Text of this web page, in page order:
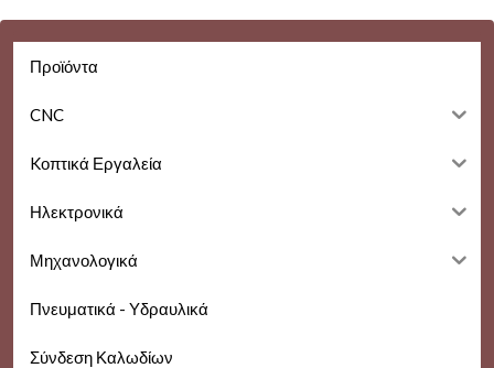
Προϊόντα
CNC
Kοπτικά Εργαλεία
Ηλεκτρονικά
Μηχανολογικά
Πνευματικά - Υδραυλικά
Σύνδεση Καλωδίων